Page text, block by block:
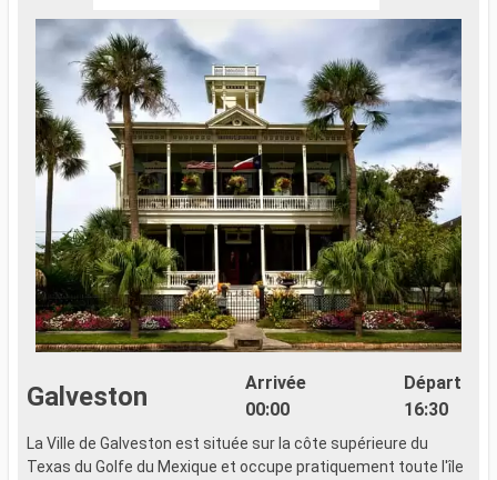
Galveston
Arrivée
00:00
Départ
16:30
La Ville de Galveston est située sur la côte supérieure du
Texas du Golfe du Mexique et occupe pratiquement toute l'île